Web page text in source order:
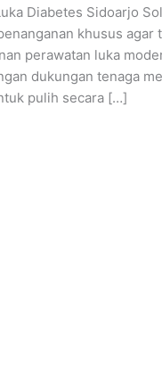
Diabetes Sidoarjo
khusus
perawatan luka
dukungan tenaga
pulih secara […]